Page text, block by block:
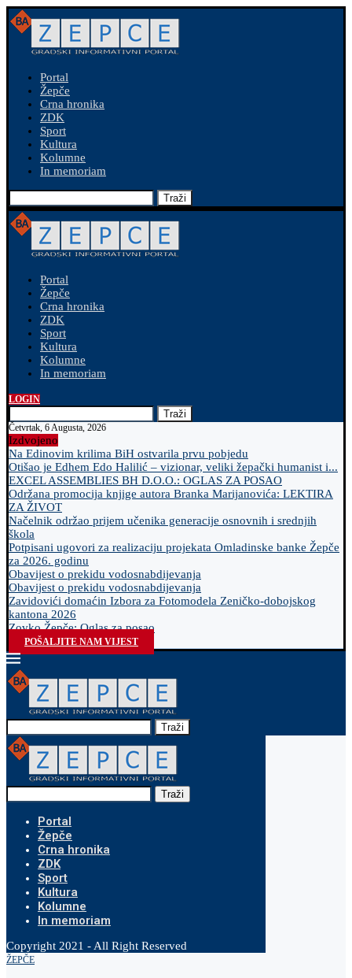
Portal
Žepče
Crna hronika
ZDK
Sport
Kultura
Kolumne
In memoriam
Traži
Portal
Žepče
Crna hronika
ZDK
Sport
Kultura
Kolumne
In memoriam
LOGIN
Traži
Četvrtak, 6 Augusta, 2026
Izdvojeno
Na Edinovim krilima BiH ostvarila prvu pobjedu
Otišao je Edhem Edo Halilić – vizionar, veliki žepački humanist i...
EXCEL ASSEMBLIES BH D.O.O.: OGLAS ZA POSAO
Održana promocija knjige autora Branka Marijanovića: LEKTIRA
ZA ŽIVOT
Načelnik održao prijem učenika generacije osnovnih i srednjih
škola
Potpisani ugovori za realizaciju projekata Omladinske banke Žepče
za 2026. godinu
Obavijest o prekidu vodosnabdijevanja
Obavijest o prekidu vodosnabdijevanja
Zavidovići domaćin Izbora za Fotomodela Zeničko-dobojskog
kantona 2026
Zovko Žepče: Oglas za posao
POŠALJITE NAM VIJEST
Traži
Traži
Portal
Žepče
Crna hronika
ZDK
Sport
Kultura
Kolumne
In memoriam
Copyright 2021 - All Right Reserved
ŽEPČE